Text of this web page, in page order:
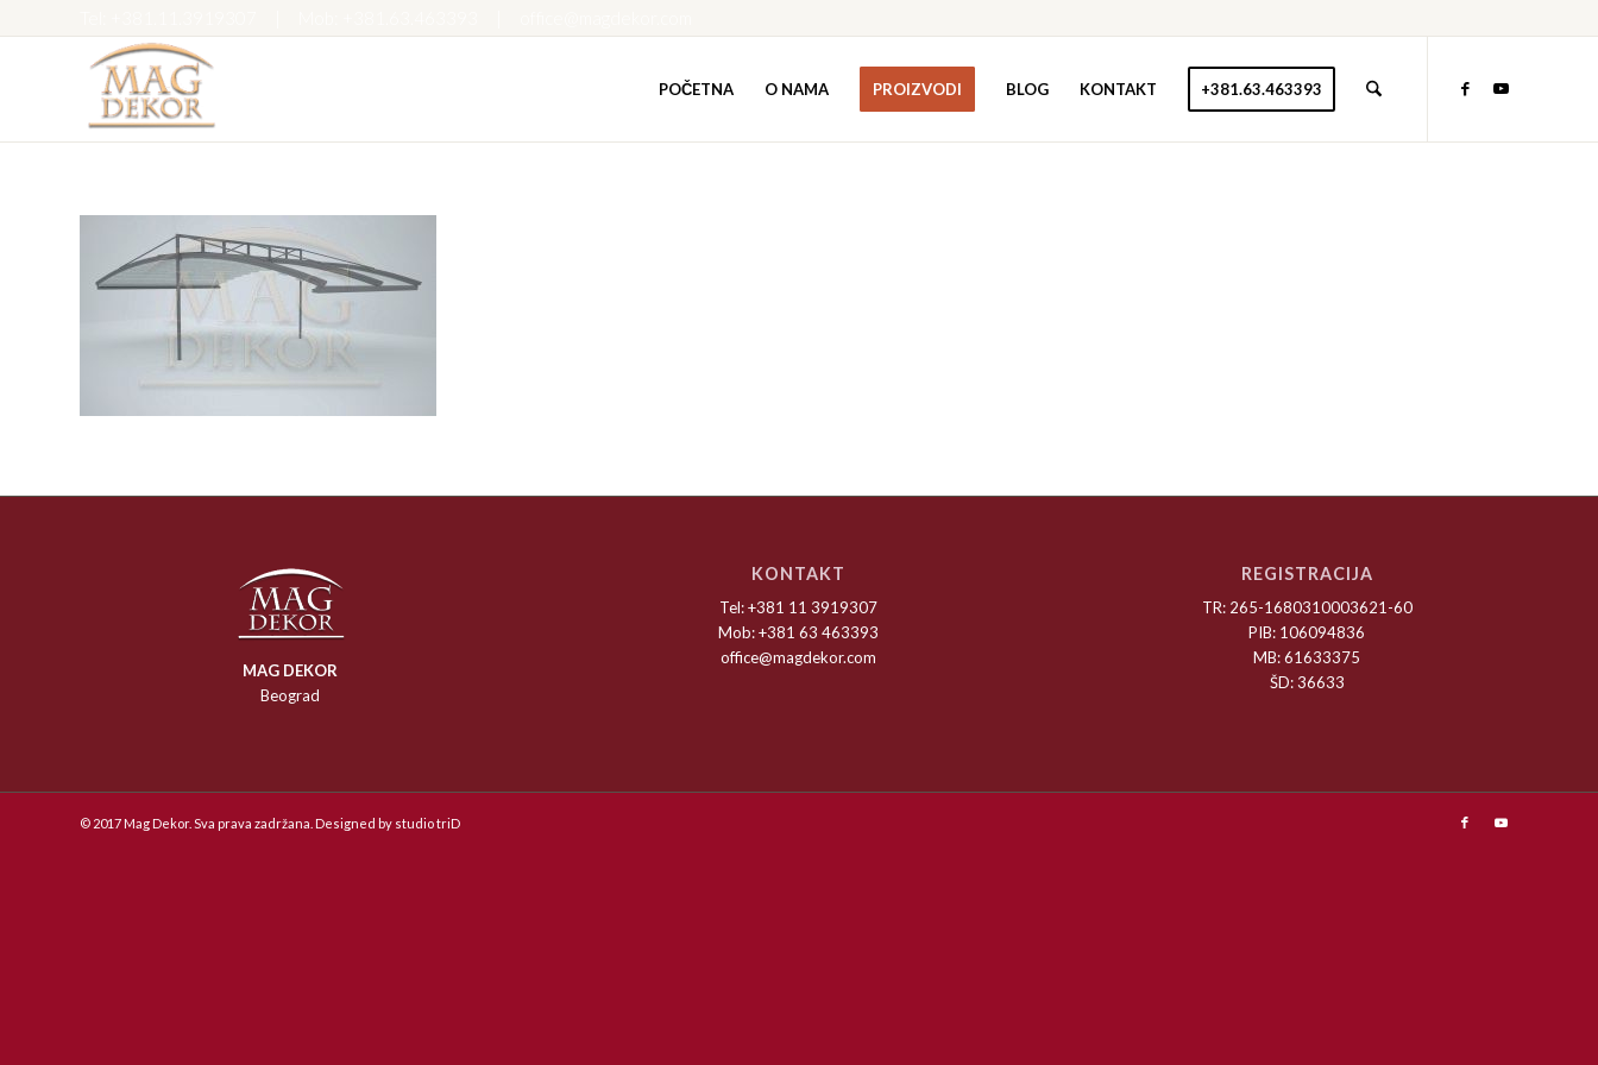
POČETNA O NAMA PROIZVODI BLOG KONTAKT +381.63.463393
MAG DEKOR
Beograd
KONTAKT
Tel: +381 11 3919307
Mob: +381 63 463393
office@magdekor.com
REGISTRACIJA
TR: 265-1680310003621-60
PIB: 106094836
MB: 61633375
ŠD: 36633
© 2017 Mag Dekor. Sva prava zadržana. Designed by studio triD